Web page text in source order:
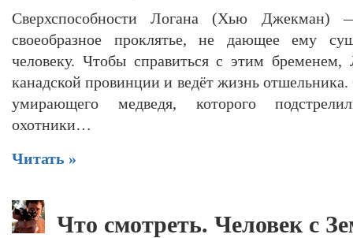
Сверхспособности Логана (Хью
своеобразное проклятье, не дающее ему
человеку. Чтобы справиться с этим бременем,
канадской провинции и ведёт жизнь
умирающего медведя, которого
охотники…
Читать »
Что смотреть. Человек с